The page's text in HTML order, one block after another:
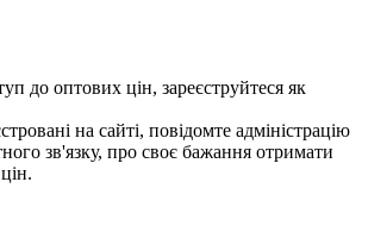
до оптових цін, зареєструйтеся як
на сайті, повідомте адміністрацію
зв'язку, про своє бажання отримати